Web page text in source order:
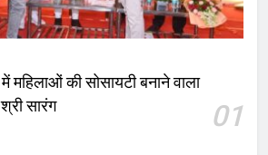
महिलाओं की सोसायटी बनाने वाला
सारंग
01